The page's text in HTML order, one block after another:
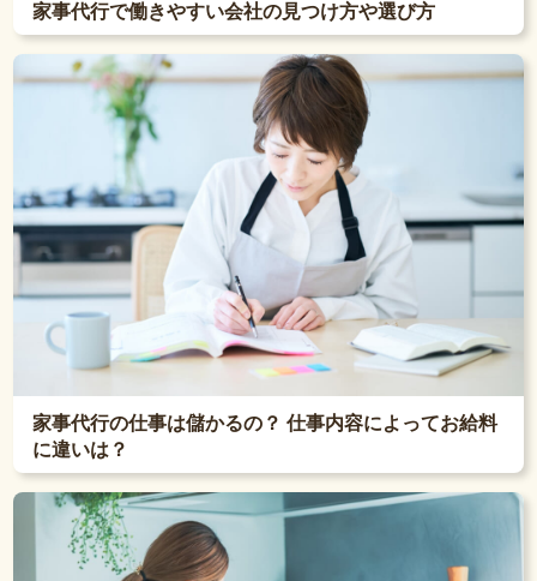
家事代行で働きやすい会社の見つけ方や選び方
家事代行の仕事は儲かるの？ 仕事内容によってお給料
に違いは？